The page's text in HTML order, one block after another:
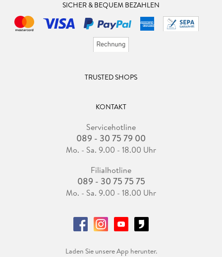
SICHER & BEQUEM BEZAHLEN
TRUSTED SHOPS
KONTAKT
Servicehotline
089 - 30 75 79 00
Mo. - Sa. 9.00 - 18.00 Uhr
Filialhotline
089 - 30 75 75 75
Mo. - Sa. 9.00 - 18.00 Uhr
Laden Sie unsere App herunter.